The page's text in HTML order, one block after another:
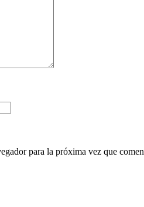
para la próxima vez que